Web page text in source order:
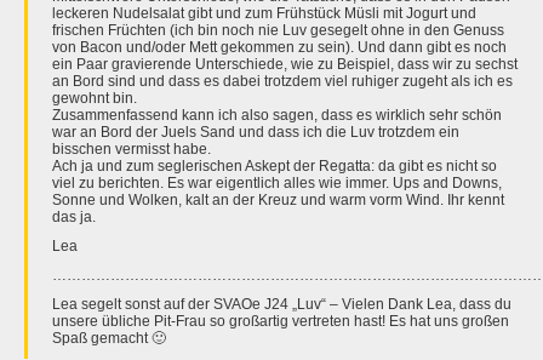
leckeren Nudelsalat gibt und zum Frühstück Müsli mit Jogurt und
frischen Früchten (ich bin noch nie Luv gesegelt ohne in den Genuss
von Bacon und/oder Mett gekommen zu sein). Und dann gibt es noch
ein Paar gravierende Unterschiede, wie zu Beispiel, dass wir zu sechst
an Bord sind und dass es dabei trotzdem viel ruhiger zugeht als ich es
gewohnt bin.
Zusammenfassend kann ich also sagen, dass es wirklich sehr schön
war an Bord der Juels Sand und dass ich die Luv trotzdem ein
bisschen vermisst habe.
Ach ja und zum seglerischen Askept der Regatta: da gibt es nicht so
viel zu berichten. Es war eigentlich alles wie immer. Ups and Downs,
Sonne und Wolken, kalt an der Kreuz und warm vorm Wind. Ihr kennt
das ja.
Lea
Lea segelt sonst auf der SVAOe J24 „Luv“ – Vielen Dank Lea, dass du
unsere übliche Pit-Frau so großartig vertreten hast! Es hat uns großen
Spaß gemacht 🙂